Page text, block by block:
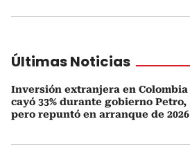
Últimas Noticias
Inversión extranjera en Colombia
cayó 33% durante gobierno Petro,
pero repuntó en arranque de 2026